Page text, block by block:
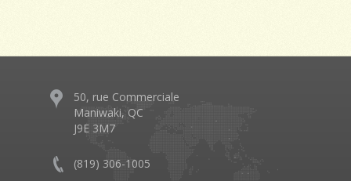
50, rue Commerciale
Maniwaki, QC
J9E 3M7
(819) 306-1005